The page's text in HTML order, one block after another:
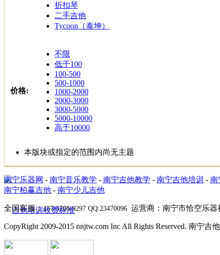
折扣琴
二手吉他
Tycoon（泰坤）
价格:
不限
低于100
100-500
500-1000
1000-2000
2000-3000
3000-5000
5000-10000
高于10000
本版块或指定的范围内尚无主题
南宁乐器网 - 南宁音乐教学 - 南宁吉他教学 - 南宁吉他培训 - 南
南宁柏赢吉他 - 南宁少儿吉他
全国客服：137-3708-9297 QQ:23470096 运营商：南宁市恰空乐
CopyRight 2009-2015 nnjtw.com Inc All Rights Reserved. 南宁吉